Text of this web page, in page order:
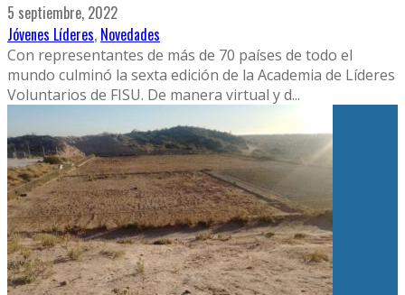
5 septiembre, 2022
Jóvenes Líderes, Novedades
Con representantes de más de 70 países de todo el
mundo culminó la sexta edición de la Academia de Líderes
Voluntarios de FISU. De manera virtual y d...